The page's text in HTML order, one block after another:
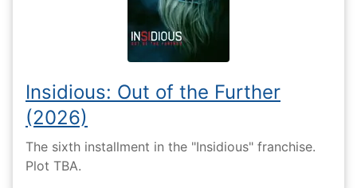
Insidious: Out of the Further
(2026)
The sixth installment in the "Insidious" franchise.
Plot TBA.